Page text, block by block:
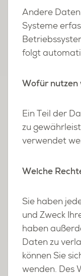
An­de­re
Sys­te­me
folgt
Wofür nut­zen
Ein Teil der
zu
ver­wen­det
Wel­che
Sie haben
und Zweck
haben
Daten zu
kön­nen Sie
wen­den. Des